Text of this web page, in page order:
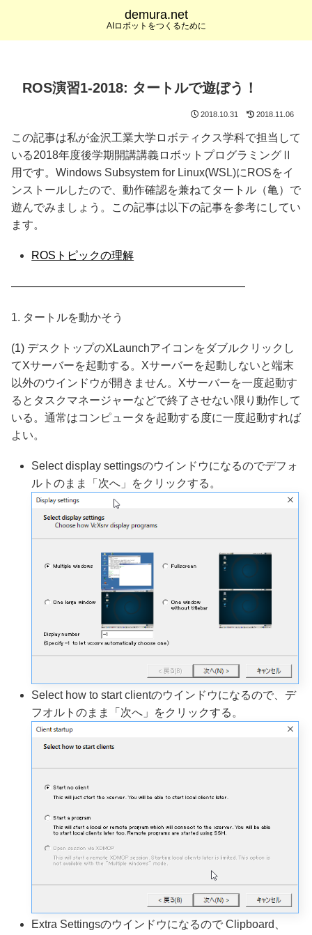
demura.net
AIロボットをつくるために
ROS演習1-2018: タートルで遊ぼう！
2018.10.31 2018.11.06
この記事は私が金沢工業大学ロボティクス学科で担当して
いる2018年度後学期開講講義ロボットプログラミングⅡ
用です。Windows Subsystem for Linux(WSL)にROSをイ
ンストールしたので、動作確認を兼ねてタートル（亀）で
遊んでみましょう。この記事は以下の記事を参考にしてい
ます。
ROSトピックの理解
—————————————————————
1. タートルを動かそう
(1) デスクトップのXLaunchアイコンをダブルクリックし
てXサーバーを起動する。Xサーバーを起動しないと端末
以外のウインドウが開きません。Xサーバーを一度起動す
るとタスクマネージャーなどで終了させない限り動作して
いる。通常はコンピュータを起動する度に一度起動すれば
よい。
Select display settingsのウインドウになるのでデフォ
ルトのまま「次へ」をクリックする。
Select how to start clientのウインドウになるので、デ
フオルトのまま「次へ」をクリックする。
Extra Settingsのウインドウになるので Clipboard、